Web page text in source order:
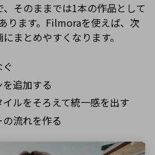
そのままでは1本の作品として
ります。Filmoraを使えば、次
まとめやすくなります。
追加する
ルをそろえて統一感を出す
流れを作る